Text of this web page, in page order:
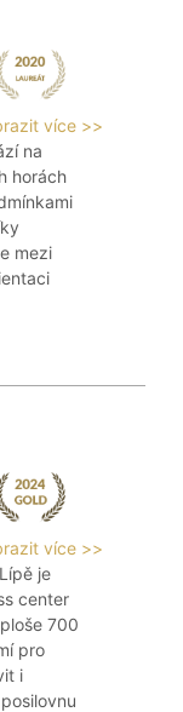
více >>
na
horách
mezi
více >>
je
center
700
pro
i